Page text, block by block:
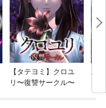
【タテヨミ】クロユ
リ〜復讐サークル〜
バ
今